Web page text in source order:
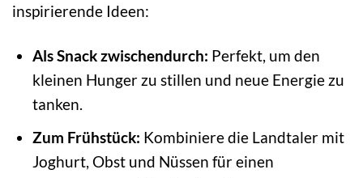
inspirierende Ideen:
Als Snack zwischendurch: Perfekt, um den
kleinen Hunger zu stillen und neue Energie zu
tanken.
Zum Frühstück: Kombiniere die Landtaler mit
Joghurt, Obst und Nüssen für einen